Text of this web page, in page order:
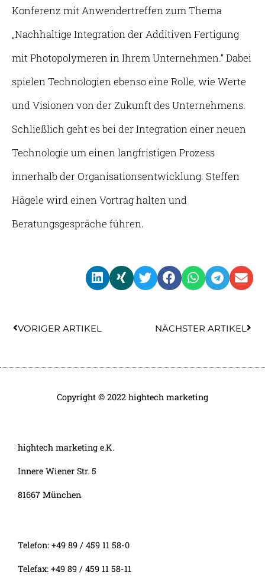
Konferenz mit Anwendertreffen zum Thema
„Nachhaltige Integration der Additiven Fertigung
mit Photopolymeren in Ihrem Unternehmen.“ Dabei
spielen Technologien ebenso eine Rolle, wie Werte
und Visionen von der Zukunft des Unternehmens.
Schließlich geht es bei der Integration einer neuen
Technologie um einen langfristigen Prozess
innerhalb der Organisationsentwicklung. Steffen
Hägele wird einen Vortrag halten und
Beratungsgespräche führen.
VORIGER ARTIKEL NÄCHSTER ARTIKEL
Copyright © 2022 hightech marketing
hightech marketing e.K.
Innere Wiener Str. 5
81667 München
Telefon: +49 89 / 459 11 58-0
Telefax: +49 89 / 459 11 58-11